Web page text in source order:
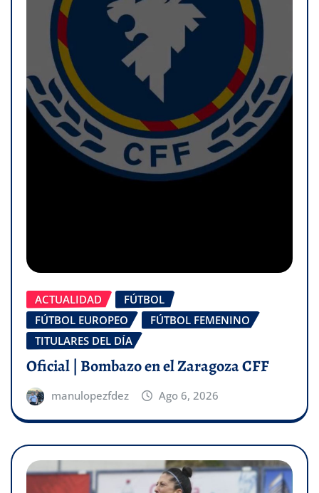
ACTUALIDAD
FÚTBOL
FÚTBOL EUROPEO
FÚTBOL FEMENINO
TITULARES DEL DÍA
Oficial | Bombazo en el Zaragoza CFF
manulopezfdez Ago 6, 2026